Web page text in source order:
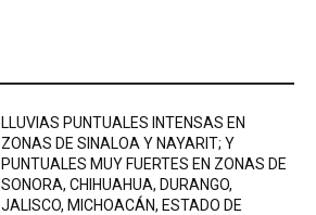
LLUVIAS PUNTUALES INTENSAS EN
ZONAS DE SINALOA Y NAYARIT; Y
PUNTUALES MUY FUERTES EN ZONAS DE
SONORA, CHIHUAHUA, DURANGO,
JALISCO, MICHOACÁN, ESTADO DE